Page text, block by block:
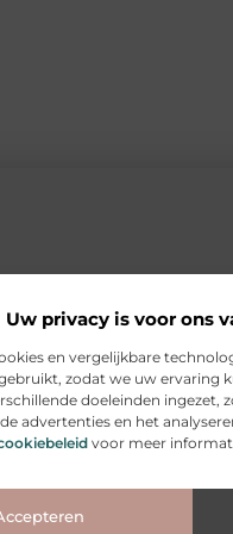
Uw privacy is voor ons
en vergelijkbare
zodat we uw ervaring
doeleinden ingezet,
advertenties en het
voor meer
Website index
Ontdek hoe jij online